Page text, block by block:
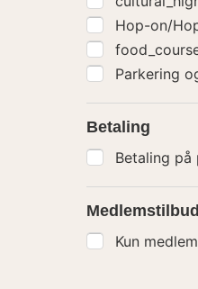
Hop-on/
Parkering
Betaling
Betaling på
Medlemstilbud
Kun